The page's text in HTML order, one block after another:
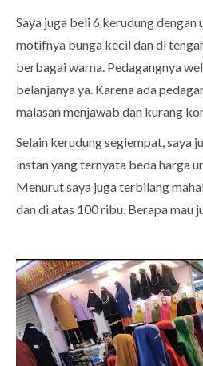
Saya juga beli 6 kerudung dengan
motifnya bunga kecil dan di
berbagai warna. Pedagangnya
belanjanya ya. Karena ada
malasan menjawab dan kurang
Selain kerudung segiempat, saya
instan yang ternyata beda harga
Menurut saya juga terbilang
dan di atas 100 ribu. Berapa mau